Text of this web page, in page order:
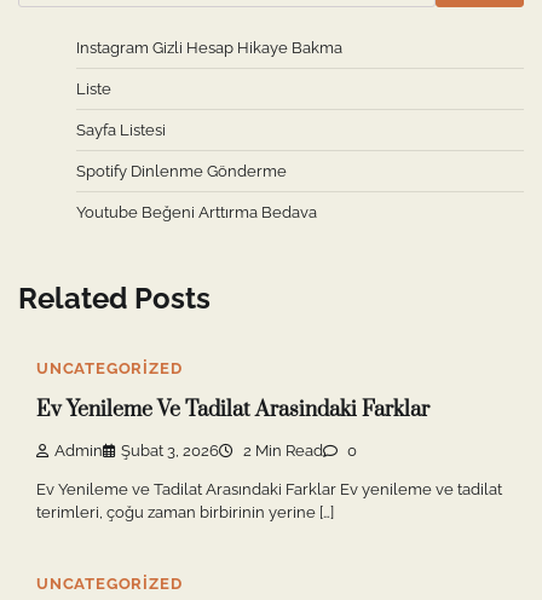
Instagram Gizli Hesap Hikaye Bakma
Liste
Sayfa Listesi
Spotify Dinlenme Gönderme
Youtube Beğeni Arttırma Bedava
Related Posts
UNCATEGORIZED
Ev Yenileme Ve Tadilat Arasindaki Farklar
Admin Şubat 3, 2026 2 Min Read 0
Ev Yenileme ve Tadilat Arasındaki Farklar Ev yenileme ve tadilat
terimleri, çoğu zaman birbirinin yerine […]
UNCATEGORIZED